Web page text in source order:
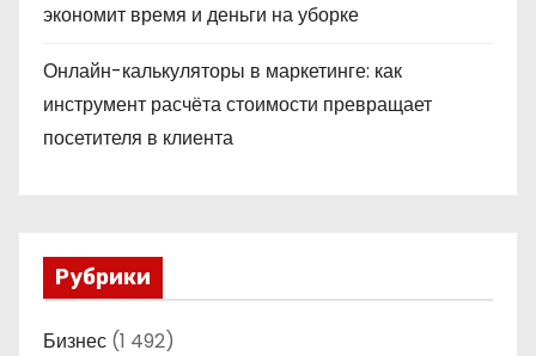
экономит время и деньги на уборке
Онлайн-калькуляторы в маркетинге: как
инструмент расчёта стоимости превращает
посетителя в клиента
Рубрики
Бизнес (1 492)